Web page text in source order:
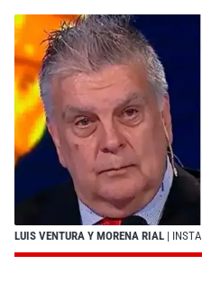
LUIS VENTURA Y MORENA RIAL |